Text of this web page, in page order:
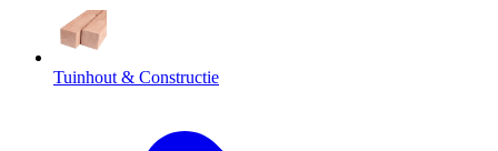
Tuinhout & Constructie